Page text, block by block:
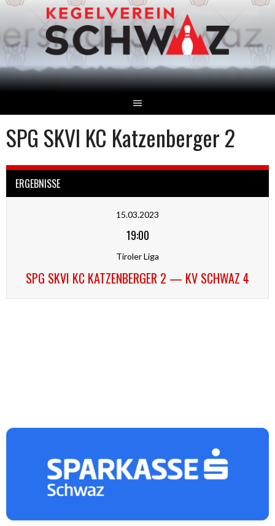
Springe
Inhalt
SPG SKVI KC Katzenberger 2
ERGEBNISSE
15.03.2023
19:00
Tiroler Liga
SPG SKVI KC KATZENBERGER 2 — KV SCHWAZ 4